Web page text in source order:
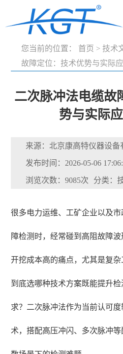
您当前的位置： 首页 > 技术
故障定位：技术优势与实际
二次脉冲法电缆故
势与实际
来源：北京康高特仪器设备
发布时间：2026-05-06
浏览次数：9085次 分类：
很多电力运维、工矿企业以及
障检测时，经常碰到高阻故障波
开挖成本高的痛点，尤其是复杂
到底选哪种技术方案既能提升
求？二次脉冲法作为当前认可
术，搭配高压冲闪、多次脉冲